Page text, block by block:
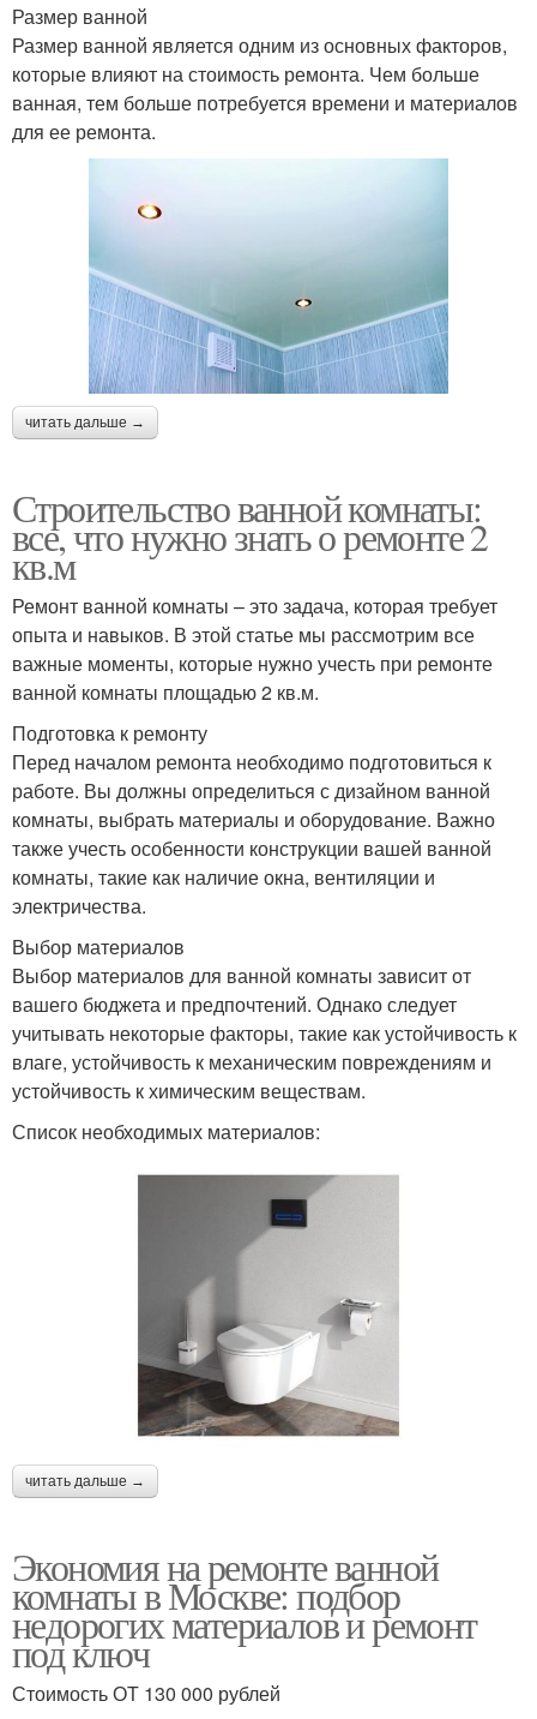
Размер ванной
Размер ванной является одним из основных факторов,
которые влияют на стоимость ремонта. Чем больше
ванная, тем больше потребуется времени и материалов
для ее ремонта.
читать дальше →
Строительство ванной комнаты:
все, что нужно знать о ремонте 2
кв.м
Ремонт ванной комнаты – это задача, которая требует
опыта и навыков. В этой статье мы рассмотрим все
важные моменты, которые нужно учесть при ремонте
ванной комнаты площадью 2 кв.м.
Подготовка к ремонту
Перед началом ремонта необходимо подготовиться к
работе. Вы должны определиться с дизайном ванной
комнаты, выбрать материалы и оборудование. Важно
также учесть особенности конструкции вашей ванной
комнаты, такие как наличие окна, вентиляции и
электричества.
Выбор материалов
Выбор материалов для ванной комнаты зависит от
вашего бюджета и предпочтений. Однако следует
учитывать некоторые факторы, такие как устойчивость к
влаге, устойчивость к механическим повреждениям и
устойчивость к химическим веществам.
Список необходимых материалов:
читать дальше →
Экономия на ремонте ванной
комнаты в Москве: подбор
недорогих материалов и ремонт
под ключ
Стоимость ОТ 130 000 рублей